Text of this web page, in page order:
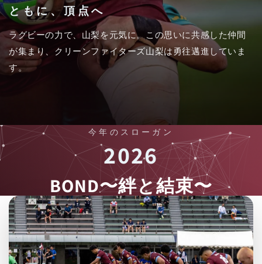
ともに、頂点へ
ラグビーの力で、山梨を元気に。この思いに共感した仲間
が集まり、クリーンファイターズ山梨は勇往邁進していま
す。
今年のスローガン
2026
BOND〜絆と結束〜